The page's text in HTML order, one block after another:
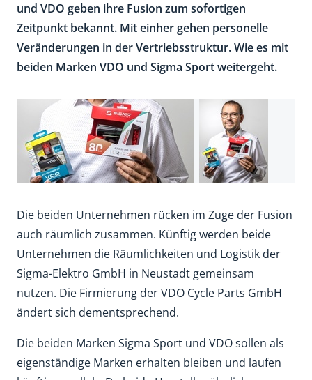
und VDO geben ihre Fusion zum sofortigen
Zeitpunkt bekannt. Mit einher gehen personelle
Veränderungen in der Vertriebsstruktur. Wie es mit
beiden Marken VDO und Sigma Sport weitergeht.
Die beiden Unternehmen rücken im Zuge der Fusion
auch räumlich zusammen. Künftig werden beide
Unternehmen die Räumlichkeiten und Logistik der
Sigma-Elektro GmbH in Neustadt gemeinsam
nutzen. Die Firmierung der VDO Cycle Parts GmbH
ändert sich dementsprechend.
Die beiden Marken Sigma Sport und VDO sollen als
eigenständige Marken erhalten bleiben und laufen